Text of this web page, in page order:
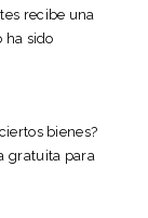
recibe una
ha sido
bienes?
gratuita para